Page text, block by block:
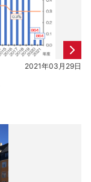
2021年03月29日